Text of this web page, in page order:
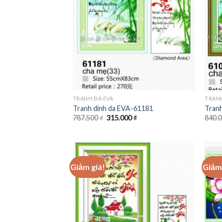
TRANH ĐÁ EVA
Tranh dinh da EVA-61181
787.500₫ Giá
315.000₫Giá
315.000 ₫.
Giảm giá!
wishlist